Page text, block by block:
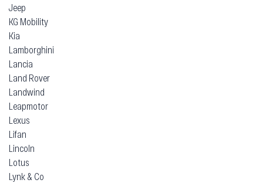
Jeep
KG Mobility
Kia
Lamborghini
Lancia
Land Rover
Landwind
Leapmotor
Lexus
Lifan
Lincoln
Lotus
Lynk & Co